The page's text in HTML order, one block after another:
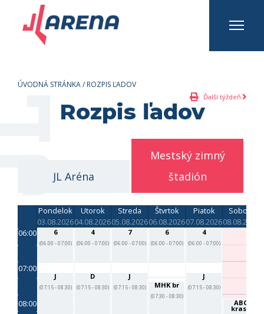
ÚVODNÁ STRÁNKA/ ROZPIS ĽADOV
Rozpis ľadov
JL Aréna
Mestský zimný
štadión
Ďalší týždeň
Pondelok
03.08.2026
Utorok
04.08.2026
Streda
05.08.2026
Štvrtok
06.08.2026
Piatok
07.08.2026
Sobota
08.08.2026
06:00
07:00
08:00
6
(06:00 - 07:00)
J
(07:15 - 08:30)
4
(06:00 - 07:00)
D
(07:15 - 08:30)
7
(06:00 - 07:00)
J
(07:15 - 08:30)
6
(06:00 - 07:00)
MHK br
(07:30 - 08:30)
4
(06:00 - 07:00)
J
(07:15 - 08:30)
ABC
kraso